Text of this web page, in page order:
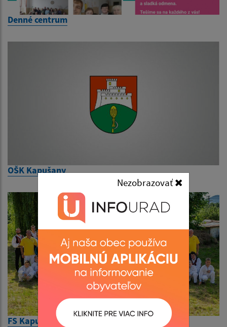
Nezobrazovať
Denné centrum
OŠK Kapušany
FS Kapušančan